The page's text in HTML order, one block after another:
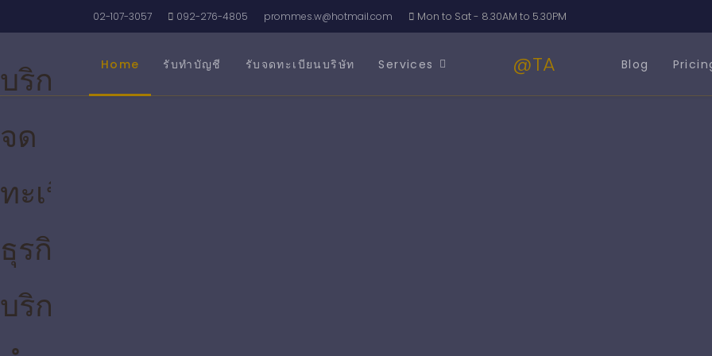
02-107-3057 092-276-4805 prommes.w@hotmail.com Mon to Sat - 8.30AM to 5.30PM
Home รับทำบัญชี รับจดทะเบียนบริษัท Services @TA Blog
รับจดทะเบียนบริษัท บริการด้านบัญชีและภาษีอากร
บริการ
จด
ทะเบียน
ธุรกิจ
บริการ